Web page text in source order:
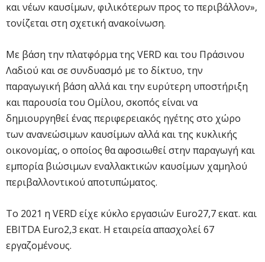
και νέων καυσίμων, φιλικότερων προς το περιβάλλον»,
τονίζεται στη σχετική ανακοίνωση.
Με βάση την πλατφόρμα της VERD και του Πράσινου
Λαδιού και σε συνδυασμό με το δίκτυο, την
παραγωγική βάση αλλά και την ευρύτερη υποστήριξη
και παρουσία του Ομίλου, σκοπός είναι να
δημιουργηθεί ένας περιφερειακός ηγέτης στο χώρο
των ανανεώσιμων καυσίμων αλλά και της κυκλικής
οικονομίας, ο οποίος θα αφοσιωθεί στην παραγωγή και
εμπορία βιώσιμων εναλλακτικών καυσίμων χαμηλού
περιβαλλοντικού αποτυπώματος.
Το 2021 η VERD είχε κύκλο εργασιών Euro27,7 εκατ. και
EBITDA Euro2,3 εκατ. Η εταιρεία απασχολεί 67
εργαζομένους.